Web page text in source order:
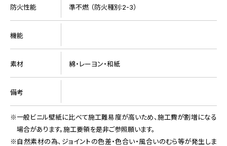
防火性能 準不燃 （防火種別:2-3）
機能
素材 綿・レーヨン・和紙
備考
一般ビニル壁紙に比べて施工難易度が高いため、施工費が割増になる
場合があります。施工要領を是非ご参照願います。
自然素材の為、ジョイントの色差・色合い・風合いのむら等が発生しま